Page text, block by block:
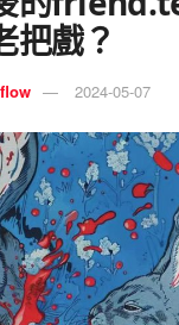
把戲？
2024-05-07